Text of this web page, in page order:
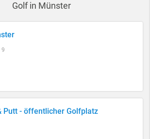
Golf in Münster
9
Putt - öffentlicher Golfplatz